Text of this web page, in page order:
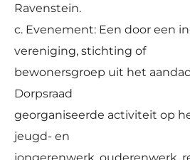
Ravenstein.
c. Evenement: Een door een
vereniging, stichting of
bewonersgroep uit het
Dorpsraad
georganiseerde activiteit op
jeugd- en
jongerenwerk, ouderenwerk,